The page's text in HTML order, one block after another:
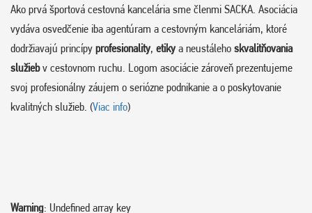
Ako prvá športová cestovná kancelária sme členmi SACKA. Asociácia
vydáva osvedčenie iba agentúram a cestovným kanceláriám, ktoré
dodržiavajú princípy profesionality, etikya neustáleho skvalitňovania
služiebv cestovnom ruchu. Logom asociácie zároveň prezentujeme
svoj profesionálny záujem o seriózne podnikanie a o poskytovanie
kvalitných služieb. (Viac info)
Warning: Undefined array key